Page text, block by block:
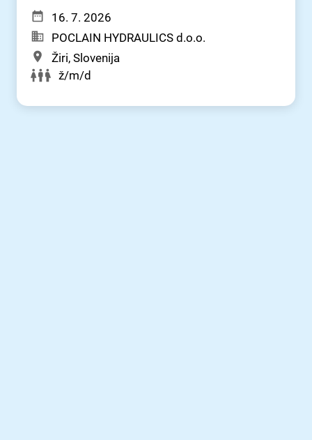
16. 7. 2026
POCLAIN HYDRAULICS d.o.o.
Žiri, Slovenija
ž/m/d